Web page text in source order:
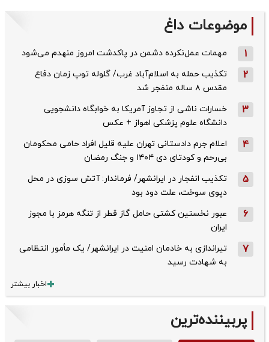
موضوعات داغ
1 مهمات عمل‌نکرده دشمن در پاکدشت امروز منهدم می‌شود
2
تکذیب حمله به اسلام‌آباد غرب/ گلوله توپ زمان دفاع
مقدس ۸ ساله منفجر شد
3
خسارات ناشی از تجاوز آمریکا به خوابگاه دانشجویی
دانشگاه علوم پزشکی اهواز + عکس
4
اعلام جرم دادستانی تهران علیه قلیل افراد حامی محکومان
بی‌رحم و کودتای دی‌ ۱۴۰۴ و جنگ رمضان
5
تکذیب ‌انفجار در ایرانشهر/ فرماندار: آتش سوزی در محل
دپوی سوخت، علت دود بود
6
عبور نخستین کشتی حامل گاز قطر از تنگه هرمز با مجوز
ایران
7
تیراندازی به خادمان امنیت در ایرانشهر/ یک مأمور انتظامی
به شهادت رسید
اخبار بیشتر
پربیننده‌ترین